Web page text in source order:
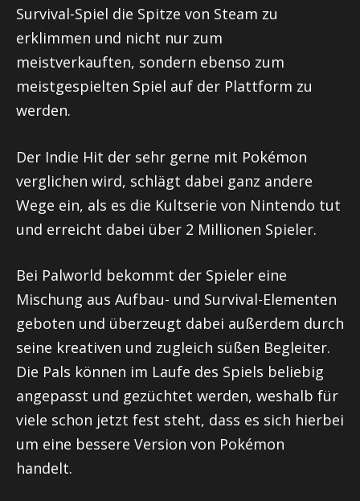
Survival-Spiel die Spitze von Steam zu
erklimmen und nicht nur zum
meistverkauften, sondern ebenso zum
meistgespielten Spiel auf der Plattform zu
werden.
Der Indie Hit der sehr gerne mit Pokémon
verglichen wird, schlägt dabei ganz andere
Wege ein, als es die Kultserie von Nintendo tut
und erreicht dabei über 2 Millionen Spieler.
Bei Palworld bekommt der Spieler eine
Mischung aus Aufbau- und Survival-Elementen
geboten und überzeugt dabei außerdem durch
seine kreativen und zugleich süßen Begleiter.
Die Pals können im Laufe des Spiels beliebig
angepasst und gezüchtet werden, weshalb für
viele schon jetzt fest steht, dass es sich hierbei
um eine bessere Version von Pokémon
handelt.